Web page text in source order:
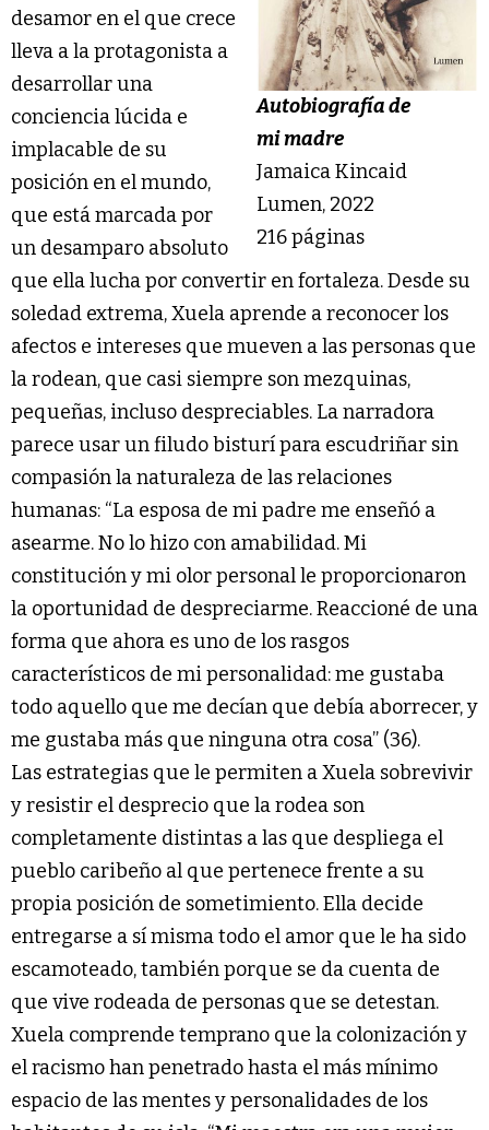
Autobiografía de
mi madre
Jamaica Kincaid
Lumen, 2022
216 páginas
desamor en el que crece
lleva a la protagonista a
desarrollar una
conciencia lúcida e
implacable de su
posición en el mundo,
que está marcada por
un desamparo absoluto
que ella lucha por convertir en fortaleza. Desde su
soledad extrema, Xuela aprende a reconocer los
afectos e intereses que mueven a las personas que
la rodean, que casi siempre son mezquinas,
pequeñas, incluso despreciables. La narradora
parece usar un filudo bisturí para escudriñar sin
compasión la naturaleza de las relaciones
humanas: “La esposa de mi padre me enseñó a
asearme. No lo hizo con amabilidad. Mi
constitución y mi olor personal le proporcionaron
la oportunidad de despreciarme. Reaccioné de una
forma que ahora es uno de los rasgos
característicos de mi personalidad: me gustaba
todo aquello que me decían que debía aborrecer, y
me gustaba más que ninguna otra cosa” (36).
Las estrategias que le permiten a Xuela sobrevivir
y resistir el desprecio que la rodea son
completamente distintas a las que despliega el
pueblo caribeño al que pertenece frente a su
propia posición de sometimiento. Ella decide
entregarse a sí misma todo el amor que le ha sido
escamoteado, también porque se da cuenta de
que vive rodeada de personas que se detestan.
Xuela comprende temprano que la colonización y
el racismo han penetrado hasta el más mínimo
espacio de las mentes y personalidades de los